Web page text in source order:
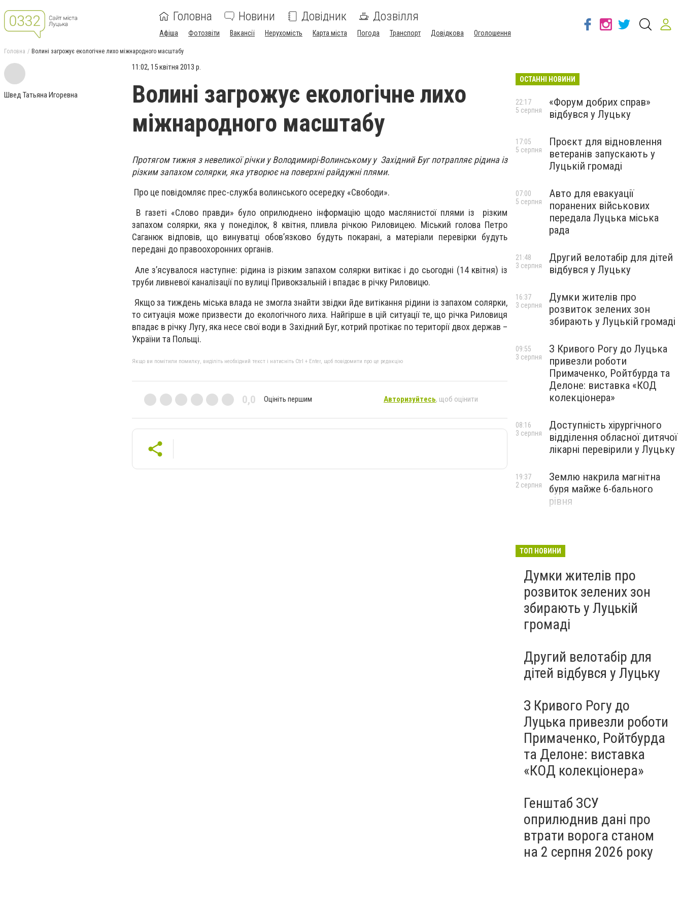
Головна Новини Довідник Дозвілля
Афіша Фотозвіти Вакансії Нерухомість Карта міста Погода Транспорт Довідкова Оголошення
Головна Волині загрожує екологічне лихо міжнародного масштабу
Швед Татьяна Игоревна
11:02, 15 квітня 2013 р.
Волині загрожує екологічне лихо
міжнародного масштабу
Протягом тижня з невеликої річки у Володимирі-Волинському у Західний Буг потрапляє рідина із
різким запахом солярки, яка утворює на поверхні райдужні плями.
Про це повідомляє прес-служба волинського осередку «Свободи».
В газеті «Слово правди» було оприлюднено інформацію щодо маслянистої плями із різким
запахом солярки, яка у понеділок, 8 квітня, пливла річкою Риловицею. Міський голова Петро
Саганюк відповів, що винуватці обов’язково будуть покарані, а матеріали перевірки будуть
передані до правоохоронних органів.
Але з’ясувалося наступне: рідина із різким запахом солярки витікає і до сьогодні (14 квітня) із
труби ливневої каналізації по вулиці Привокзальній і впадає в річку Риловицю.
Якщо за тиждень міська влада не змогла знайти звідки йде витікання рідини із запахом солярки,
то ситуація може призвести до екологічного лиха. Найгірше в цій ситуації те, що річка Риловиця
впадає в річку Лугу, яка несе свої води в Західний Буг, котрий протікає по території двох держав –
України та Польщі.
Якщо ви помітили помилку, виділіть необхідний текст і натисніть Ctrl + Enter, щоб повідомити про це редакцію
0,0 Оцініть першим Авторизуйтесь, щоб оцінити
ОСТАННІ НОВИНИ
«Форум добрих справ»
відбувся у Луцьку
22:17
5 серпня
Проєкт для відновлення
ветеранів запускають у
Луцькій громаді
17:05
5 серпня
Авто для евакуації
поранених військових
передала Луцька міська
рада
07:00
5 серпня
Другий велотабір для дітей
відбувся у Луцьку
21:48
3 серпня
Думки жителів про
розвиток зелених зон
збирають у Луцькій громаді
16:37
3 серпня
З Кривого Рогу до Луцька
привезли роботи
Примаченко, Ройтбурда та
Делоне: виставка «КОД
колекціонера»
09:55
3 серпня
Доступність хірургічного
відділення обласної дитячої
лікарні перевірили у Луцьку
08:16
3 серпня
Землю накрила магнітна
буря майже 6-бального
рівня
19:37
2 серпня
ТОП НОВИНИ
Думки жителів про
розвиток зелених зон
збирають у Луцькій
громаді
Другий велотабір для
дітей відбувся у Луцьку
З Кривого Рогу до
Луцька привезли роботи
Примаченко, Ройтбурда
та Делоне: виставка
«КОД колекціонера»
Генштаб ЗСУ
оприлюднив дані про
втрати ворога станом
на 2 серпня 2026 року